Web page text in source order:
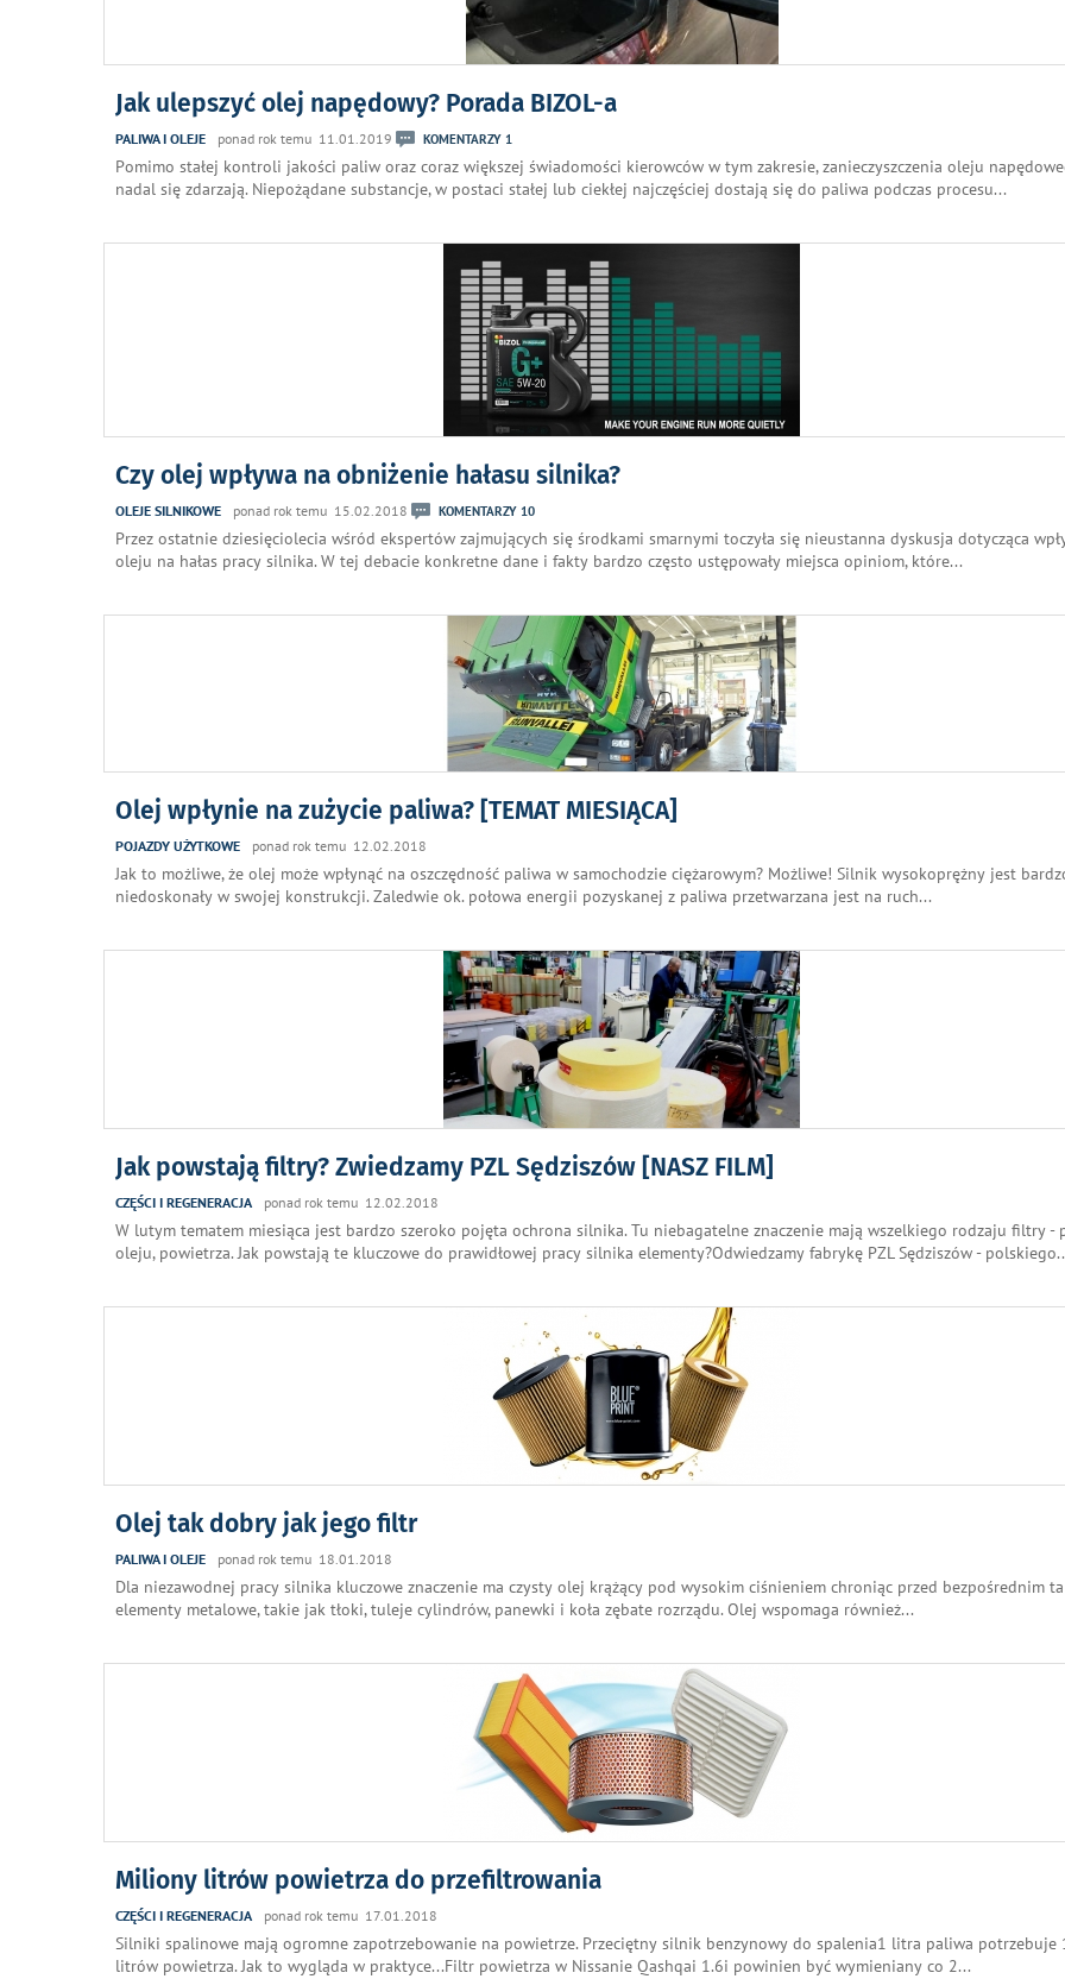
Jak ulepszyć olej napędowy? Porada BIZOL-a
PALIWA I OLEJE ponad rok temu 11.01.2019 KOMENTARZY 1
Pomimo stałej kontroli jakości paliw oraz coraz większej świadomości kierowców w tym zakresie, zanieczyszczenia oleju
nadal się zdarzają. Niepożądane substancje, w postaci stałej lub ciekłej najczęściej dostają się do paliwa podczas procesu...
Czy olej wpływa na obniżenie hałasu silnika?
OLEJE SILNIKOWE ponad rok temu 15.02.2018 KOMENTARZY 10
Przez ostatnie dziesięciolecia wśród ekspertów zajmujących się środkami smarnymi toczyła się nieustanna dyskusja dotycząca
oleju na hałas pracy silnika. W tej debacie konkretne dane i fakty bardzo często ustępowały miejsca opiniom, które...
Olej wpłynie na zużycie paliwa? [TEMAT MIESIĄCA]
POJAZDY UŻYTKOWE ponad rok temu 12.02.2018
Jak to możliwe, że olej może wpłynąć na oszczędność paliwa w samochodzie ciężarowym? Możliwe! Silnik wysokoprężny jest
niedoskonały w swojej konstrukcji. Zaledwie ok. połowa energii pozyskanej z paliwa przetwarzana jest na ruch...
Jak powstają filtry? Zwiedzamy PZL Sędziszów [NASZ FILM]
CZĘŚCI I REGENERACJA ponad rok temu 12.02.2018
W lutym tematem miesiąca jest bardzo szeroko pojęta ochrona silnika. Tu niebagatelne znaczenie mają wszelkiego rodzaju filtry -
oleju, powietrza. Jak powstają te kluczowe do prawidłowej pracy silnika elementy?Odwiedzamy fabrykę PZL Sędziszów - polskiego
Olej tak dobry jak jego filtr
PALIWA I OLEJE ponad rok temu 18.01.2018
Dla niezawodnej pracy silnika kluczowe znaczenie ma czysty olej krążący pod wysokim ciśnieniem chroniąc przed bezpośrednim
elementy metalowe, takie jak tłoki, tuleje cylindrów, panewki i koła zębate rozrządu. Olej wspomaga również...
Miliony litrów powietrza do przefiltrowania
CZĘŚCI I REGENERACJA ponad rok temu 17.01.2018
Silniki spalinowe mają ogromne zapotrzebowanie na powietrze. Przeciętny silnik benzynowy do spalenia1 litra paliwa potrzebuje
litrów powietrza. Jak to wygląda w praktyce...Filtr powietrza w Nissanie Qashqai 1.6i powinien być wymieniany co 2...